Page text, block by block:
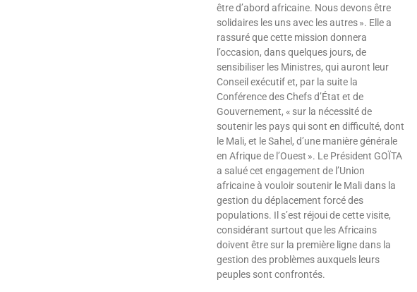
être d’abord africaine. Nous devons être
solidaires les uns avec les autres ». Elle a
rassuré que cette mission donnera
l’occasion, dans quelques jours, de
sensibiliser les Ministres, qui auront leur
Conseil exécutif et, par la suite la
Conférence des Chefs d’État et de
Gouvernement, « sur la nécessité de
soutenir les pays qui sont en difficulté, dont
le Mali, et le Sahel, d’une manière générale
en Afrique de l’Ouest ». Le Président GOÏTA
a salué cet engagement de l’Union
africaine à vouloir soutenir le Mali dans la
gestion du déplacement forcé des
populations. Il s’est réjoui de cette visite,
considérant surtout que les Africains
doivent être sur la première ligne dans la
gestion des problèmes auxquels leurs
peuples sont confrontés.